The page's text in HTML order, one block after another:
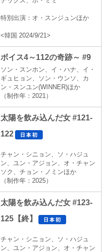
特別出演：オ・スンジュンほか
<韓国 2024/9/21>
ボイス4～112の奇跡～ #9
ソン・スンホン、イ・ハナ、イ・
ギュヒョン、ソン・ウンソ、カ
ン・スンユン(WINNER)ほか
（制作年：2021）
太陽を飲み込んだ女 #121-
122
チャン・シニョン、ソ・ハジュ
ン、ユン・アジョン、オ・チャン
ソク、チョン・ノミンほか
（制作年：2025）
太陽を飲み込んだ女 #123-
125【終】
チャン・シニョン、ソ・ハジュ
ン、ユン・アジョン、オ・チャン